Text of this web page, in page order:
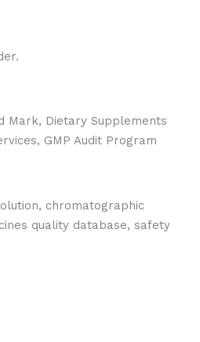
Mark, Dietary Supplements
GMP Audit Program
chromatographic
quality database, safety